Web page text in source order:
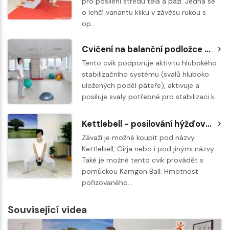
o lehčí variantu kliku v závěsu rukou s
op…
Cvičení na balanční podložce BOSU - výpad
Tento cvik podporuje aktivitu hlubokého
stabilizačního systému (svalů hluboko
uložených podél páteře), aktivuje a
posiluje svaly potřebné pro stabilizaci k…
Kettlebell - posilování hýžďového svalstva a zadní strany stehen
Závaží je možné koupit pod názvy
Kettlebell, Girja nebo i pod jinými názvy.
Také je možné tento cvik provádět s
pomůckou Kamgon Ball. Hmotnost
pořizovaného…
Související videa